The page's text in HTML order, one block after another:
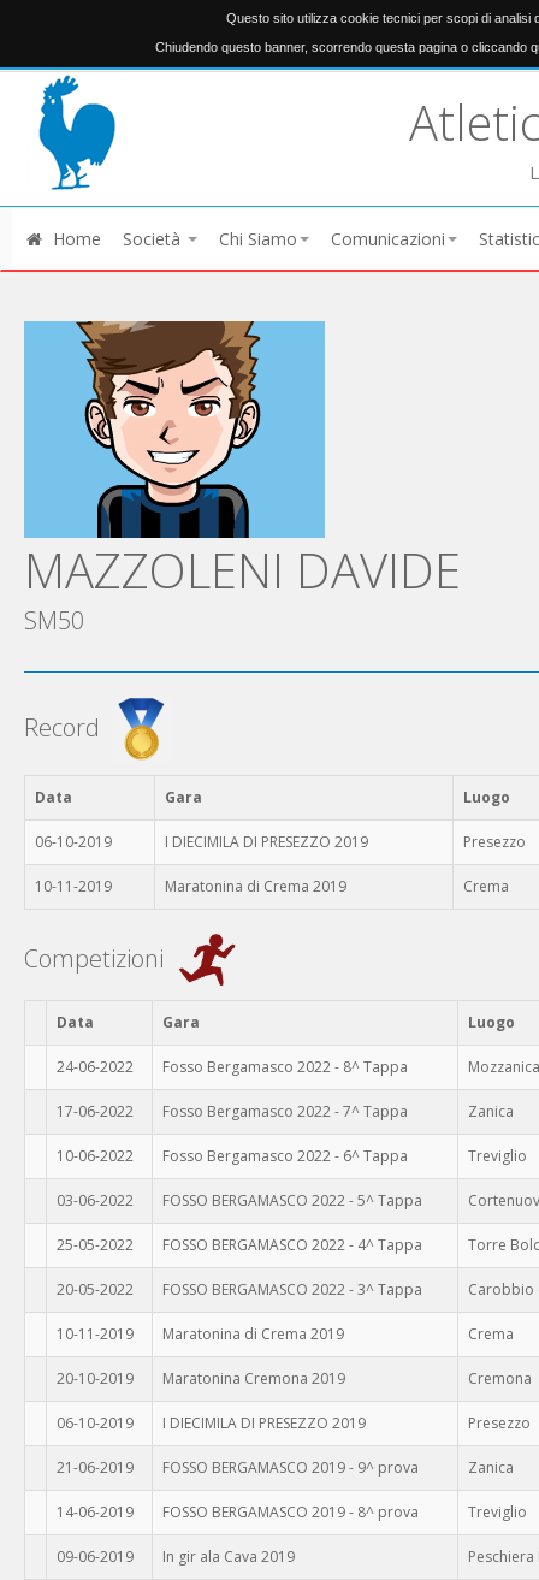
Questo sito utilizza cookie tecnici per scopi di analisi
Chiudendo questo banner, scorrendo questa pagina o cliccando
Home Società Chi Siamo Comunicazioni
MAZZOLENI DAVIDE
SM50
Record
Data Gara Luogo
06-10-2019 I DIECIMILA DI PRESEZZO 2019 Presezzo
10-11-2019 Maratonina di Crema 2019 Crema
Competizioni
Data Gara Luogo
24-06-2022 Fosso Bergamasco 2022 - 8^ Tappa Mozzanica
17-06-2022 Fosso Bergamasco 2022 - 7^ Tappa Zanica
10-06-2022 Fosso Bergamasco 2022 - 6^ Tappa Treviglio
03-06-2022 FOSSO BERGAMASCO 2022 - 5^ Tappa
25-05-2022 FOSSO BERGAMASCO 2022 - 4^ Tappa Torre
20-05-2022 FOSSO BERGAMASCO 2022 - 3^ Tappa Carobbio
10-11-2019 Maratonina di Crema 2019 Crema
20-10-2019 Maratonina Cremona 2019 Cremona
06-10-2019 I DIECIMILA DI PRESEZZO 2019 Presezzo
21-06-2019 FOSSO BERGAMASCO 2019 - 9^ prova Zanica
14-06-2019 FOSSO BERGAMASCO 2019 - 8^ prova Treviglio
09-06-2019 In gir ala Cava 2019